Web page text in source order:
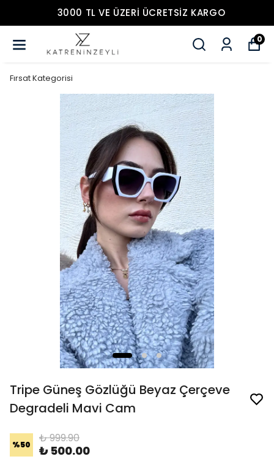
3000 TL VE ÜZERİ ÜCRETSİZ KARGO
0
Fırsat Kategorisi
Tripe Güneş Gözlüğü Beyaz Çerçeve
Degradeli Mavi Cam
%50 ₺ 999.90
₺ 500.00